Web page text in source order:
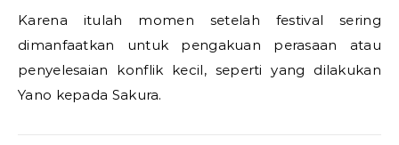
Karena itulah momen setelah festival sering
dimanfaatkan untuk pengakuan perasaan atau
penyelesaian konflik kecil, seperti yang dilakukan
Yano kepada Sakura.